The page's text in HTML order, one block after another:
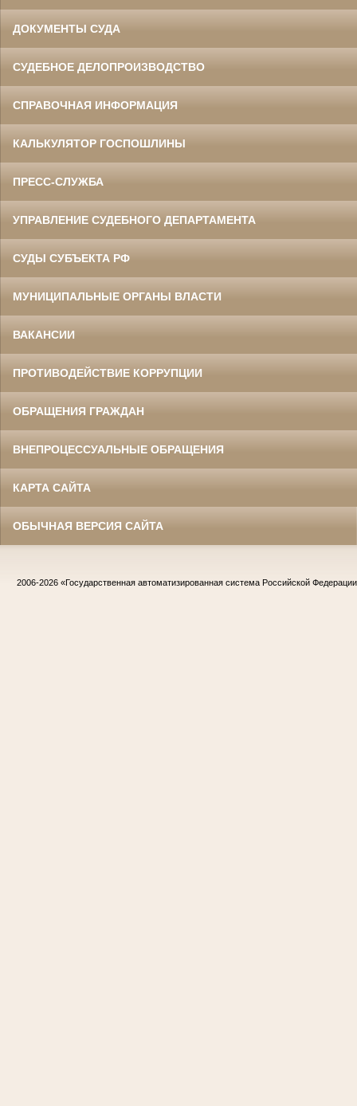
ДОКУМЕНТЫ СУДА
СУДЕБНОЕ ДЕЛОПРОИЗВОДСТВО
СПРАВОЧНАЯ ИНФОРМАЦИЯ
КАЛЬКУЛЯТОР ГОСПОШЛИНЫ
ПРЕСС-СЛУЖБА
УПРАВЛЕНИЕ СУДЕБНОГО ДЕПАРТАМЕНТА
СУДЫ СУБЪЕКТА РФ
МУНИЦИПАЛЬНЫЕ ОРГАНЫ ВЛАСТИ
ВАКАНСИИ
ПРОТИВОДЕЙСТВИЕ КОРРУПЦИИ
ОБРАЩЕНИЯ ГРАЖДАН
ВНЕПРОЦЕССУАЛЬНЫЕ ОБРАЩЕНИЯ
КАРТА САЙТА
ОБЫЧНАЯ ВЕРСИЯ САЙТА
2006-2026 «Государственная автоматизированная система Российской